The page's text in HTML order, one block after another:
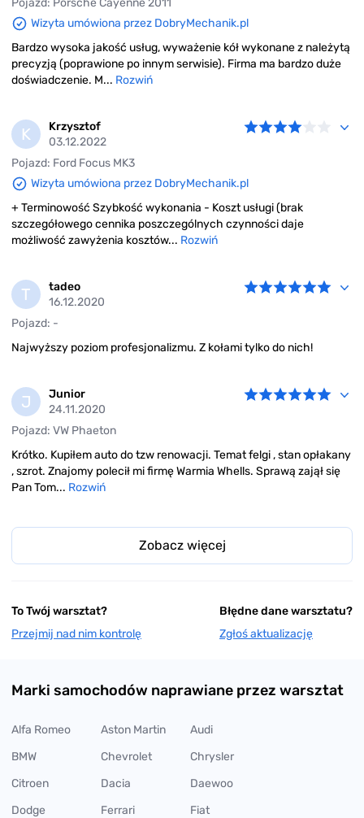
Wizyta umówiona przez DobryMechanik.pl
Bardzo wysoka jakość usług, wyważenie kół wykonane z należytą
precyzją (poprawione po innym serwisie). Firma ma bardzo duże
doświadczenie. M... Rozwiń
K
Krzysztof
03.12.2022
Pojazd: Ford Focus MK3
Wizyta umówiona przez DobryMechanik.pl
+ Terminowość Szybkość wykonania - Koszt usługi (brak
szczegółowego cennika poszczególnych czynności daje
możliwość zawyżenia kosztów... Rozwiń
T
tadeo
16.12.2020
Pojazd: -
Najwyższy poziom profesjonalizmu. Z kołami tylko do nich!
J
Junior
24.11.2020
Pojazd: VW Phaeton
Krótko. Kupiłem auto do tzw renowacji. Temat felgi , stan opłakany
, szrot. Znajomy polecił mi firmę Warmia Whells. Sprawą zajął się
Pan Tom... Rozwiń
Zobacz więcej
To Twój warsztat?
Przejmij nad nim kontrolę
Błędne dane warsztatu?
Zgłoś aktualizację
Marki samochodów naprawiane przez warsztat
Alfa Romeo Aston Martin
Audi
BMW
Chevrolet
Chrysler
Citroen
Dacia
Daewoo
Dodge
Ferrari
Fiat